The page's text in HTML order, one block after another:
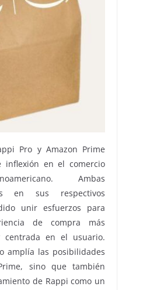
Pro y Amazon Prime
en el comercio
Ambas
en sus respectivos
unir esfuerzos para
de compra más
centrada en el usuario.
amplía las posibilidades
sino que también
de Rappi como un